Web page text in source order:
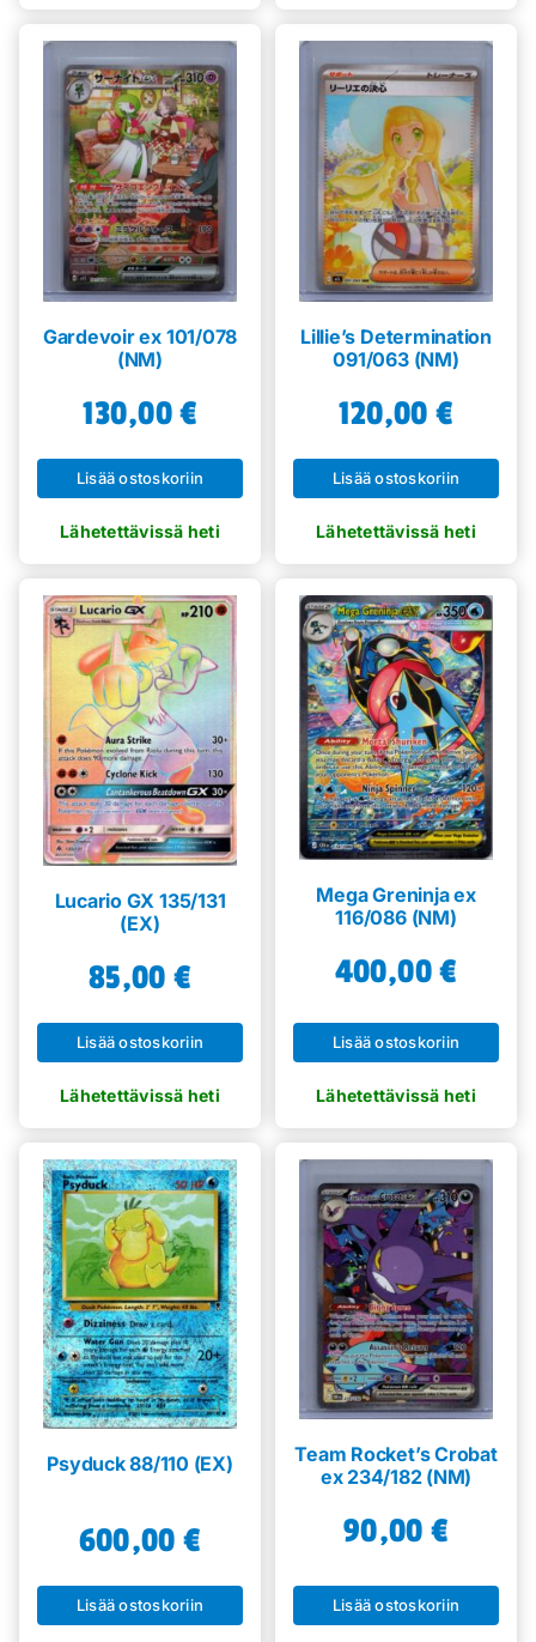
Gardevoir ex 101/078
(NM)
130,00€
Lisää ostoskoriin
Lillie’s Determination
091/063 (NM)
120,00 €
Lisää ostoskoriin
Lucario GX 135/131
(EX)
85,00 €
Lisää ostoskoriin
Mega Greninja ex
116/086 (NM)
400,00€
Lisää ostoskoriin
Psyduck 88/110 (EX)
600,00 €
Lisää ostoskoriin
Team Rocket’s Crobat
ex 234/182 (NM)
90,00 €
Lisää ostoskoriin